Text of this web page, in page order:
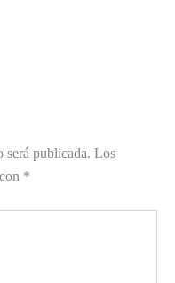
será publicada. Los
*